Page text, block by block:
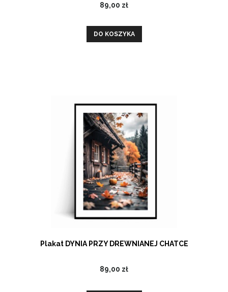
89,00 zł
DO KOSZYKA
Plakat DYNIA PRZY DREWNIANEJ CHATCE
89,00 zł